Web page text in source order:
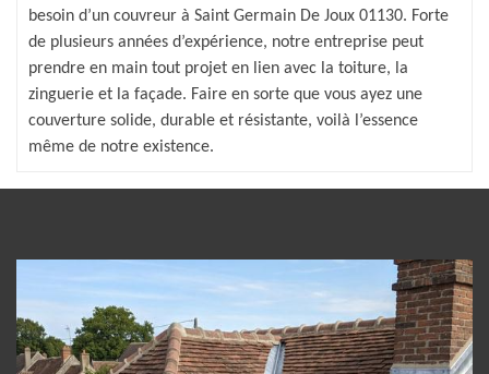
besoin d’un couvreur à Saint Germain De Joux 01130. Forte
de plusieurs années d’expérience, notre entreprise peut
prendre en main tout projet en lien avec la toiture, la
zinguerie et la façade. Faire en sorte que vous ayez une
couverture solide, durable et résistante, voilà l’essence
même de notre existence.